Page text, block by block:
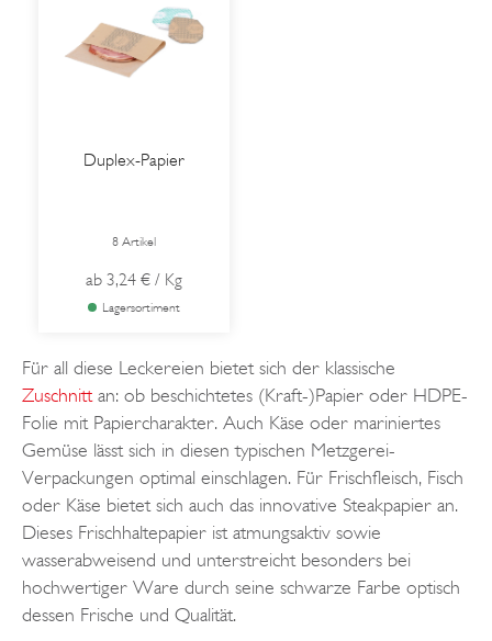
Duplex-Papier
8 Artikel
ab 3,24 € / Kg
Lagersortiment
Für all diese Leckereien bietet sich der klassische
Zuschnittan: ob beschichtetes (Kraft-)Papier oder HDPE-
Folie mit Papiercharakter. Auch Käse oder mariniertes
Gemüse lässt sich in diesen typischen Metzgerei-
Verpackungen optimal einschlagen. Für Frischfleisch, Fisch
oder Käse bietet sich auch das innovative Steakpapier an.
Dieses Frischhaltepapier ist atmungsaktiv sowie
wasserabweisend und unterstreicht besonders bei
hochwertiger Ware durch seine schwarze Farbe optisch
dessen Frische und Qualität.